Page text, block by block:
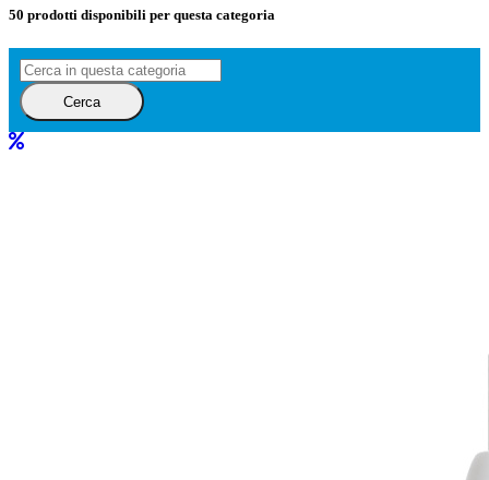
50 prodotti disponibili per questa categoria